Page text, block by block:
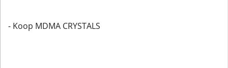
- Koop MDMA CRYSTALS